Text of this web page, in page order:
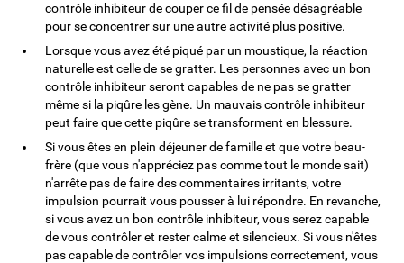
contrôle inhibiteur de couper ce fil de pensée désagréable
pour se concentrer sur une autre activité plus positive.
Lorsque vous avez été piqué par un moustique, la réaction
naturelle est celle de se gratter. Les personnes avec un bon
contrôle inhibiteur seront capables de ne pas se gratter
même si la piqûre les gène. Un mauvais contrôle inhibiteur
peut faire que cette piqûre se transforment en blessure.
Si vous êtes en plein déjeuner de famille et que votre beau-
frère (que vous n'appréciez pas comme tout le monde sait)
n'arrête pas de faire des commentaires irritants, votre
impulsion pourrait vous pousser à lui répondre. En revanche,
si vous avez un bon contrôle inhibiteur, vous serez capable
de vous contrôler et rester calme et silencieux. Si vous n'êtes
pas capable de contrôler vos impulsions correctement, vous